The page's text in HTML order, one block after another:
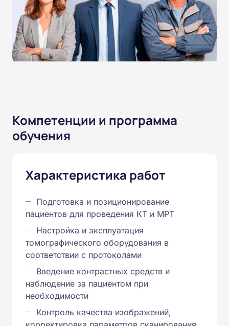
Компетенции и программа
обучения
Характеристика работ
Подготовка и позиционирование
пациентов для проведения КТ и МРТ
Настройка и эксплуатация
томографического оборудования в
соответствии с протоколами
Введение контрастных средств и
наблюдение за пациентом при
необходимости
Контроль качества изображений,